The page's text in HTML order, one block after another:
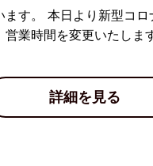
す。 本日より新型コ
営業時間を変更いたしま
詳細を見る